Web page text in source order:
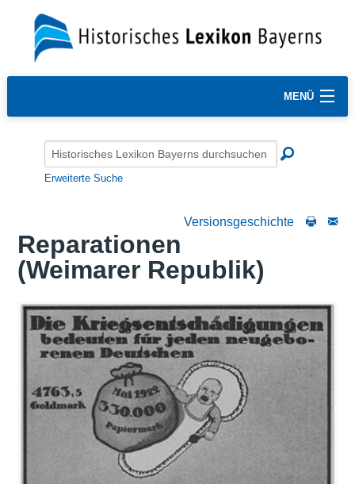
MENÜ
Erweiterte Suche
Versionsgeschichte
Reparationen
(Weimarer Republik)